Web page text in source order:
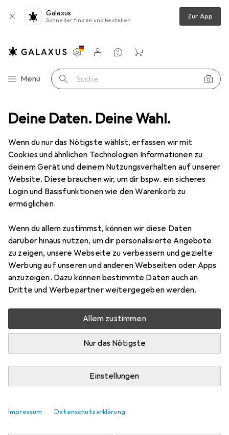
Deine Daten. Deine Wahl.
Wenn du nur das Nötigste wählst, erfassen wir mit
Cookies und ähnlichen Technologien Informationen zu
deinem Gerät und deinem Nutzungsverhalten auf unserer
Website. Diese brauchen wir, um dir bspw. ein sicheres
Login und Basisfunktionen wie den Warenkorb zu
ermöglichen.
Wenn du allem zustimmst, können wir diese Daten
darüber hinaus nutzen, um dir personalisierte Angebote
zu zeigen, unsere Webseite zu verbessern und gezielte
Werbung auf unseren und anderen Webseiten oder Apps
anzuzeigen. Dazu können bestimmte Daten auch an
Dritte und Werbepartner weitergegeben werden.
Allem zustimmen
Nur das Nötigste
Einstellungen
Impressum Datenschutzerklärung
Galaxus
Schneller finden und bestellen Zur App
Navigation nach Kategorien
Menü Suche
Einstellungen
Kundenkonto
Vergleichslisten
Merklisten
Warenkorb
Körperpflege Bodylotion Taoasis Mandel Öl Bio
3 Bilder
TaoasisMandel Öl Bio
Preis in EUR inkl. MwSt.
EUR
14,97
Bewertungen Marke
Mehr von Taoasis
Zwischen Mi, 12.8. und Fr, 14.8. geliefert
Nur 3 Stück an Lager beim Drittanbieter
Lieferort angeben für genaue Lieferzeit
apohealth - Gesundheit aus der Apotheke